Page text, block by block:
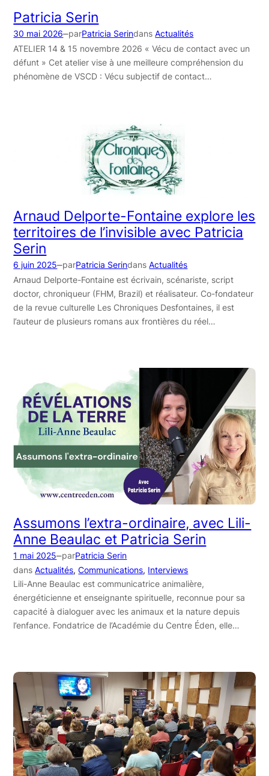
Patricia Serin
30 mai 2026–parPatricia SerindansActualités
ATELIER 14 & 15 novembre 2026 « Vécu de contact avec un
défunt » Cet atelier vise à une meilleure compréhension du
phénomène de VSCD : Vécu subjectif de contact…
Arnaud Delporte-Fontaine explore les
territoires de l’invisible avec Patricia
Serin
6 juin 2025–parPatricia SerindansActualités
Arnaud Delporte-Fontaine est écrivain, scénariste, script
doctor, chroniqueur (FHM, Brazil) et réalisateur. Co-fondateur
de la revue culturelle Les Chroniques Desfontaines, il est
l’auteur de plusieurs romans aux frontières du réel…
Assumons l’extra-ordinaire, avec Lili-
Anne Beaulac et Patricia Serin
1 mai 2025–parPatricia Serin
dansActualités, Communications, Interviews
Lili-Anne Beaulac est communicatrice animalière,
énergéticienne et enseignante spirituelle, reconnue pour sa
capacité à dialoguer avec les animaux et la nature depuis
l’enfance. Fondatrice de l’Académie du Centre Éden, elle…